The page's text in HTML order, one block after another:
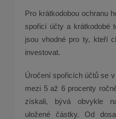
Pro krátkodobou ochranu
spořicí účty a krátkodobé
jsou vhodné pro ty, kteří
investovat.
Úročení spořicích účtů se
mezi 5 až 6 procenty
získali, bývá obvykle
uložené částky. Od